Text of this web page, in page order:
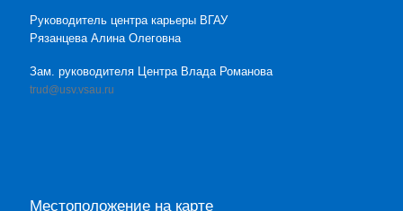
Руководитель центра карьеры ВГАУ
Рязанцева Алина Олеговна
Зам. руководителя Центра Влада Романова
trud@usv.vsau.ru
Местоположение на карте